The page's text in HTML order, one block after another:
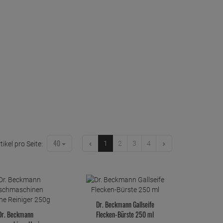
pro Seite: 40 1 2 3 4
Beckmann
Dr. Beckmann Gallseife
Flecken-Bürste 250 ml